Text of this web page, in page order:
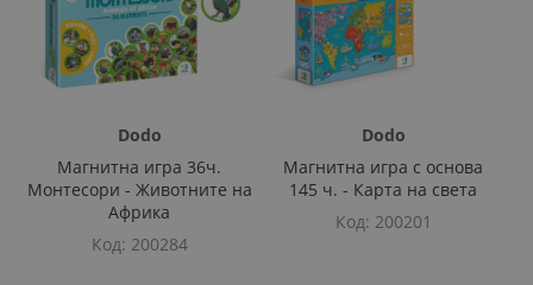
Dodo
Магнитна игра 36ч.
Монтесори - Животните на
Африка
Код 200284
Dodo
Магнитна игра с основа
145 ч. - Карта на света
Код 200201